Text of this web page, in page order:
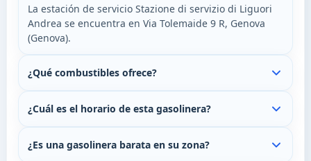
La estación de servicio Stazione di servizio di Liguori
Andrea se encuentra en Via Tolemaide 9 R, Genova
(Genova).
¿Qué combustibles ofrece?
¿Cuál es el horario de esta gasolinera?
¿Es una gasolinera barata en su zona?